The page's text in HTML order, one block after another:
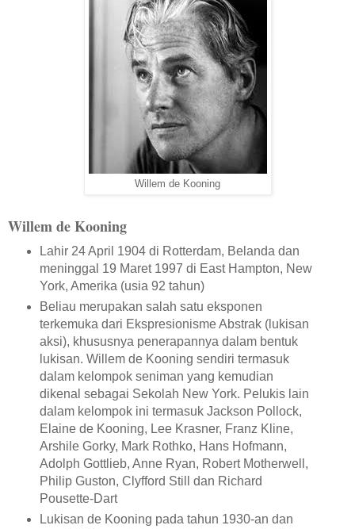
Willem de Kooning
Willem de Kooning
Lahir 24 April 1904 di Rotterdam, Belanda dan
meninggal 19 Maret 1997 di East Hampton, New
York, Amerika (usia 92 tahun)
Beliau merupakan salah satu eksponen
terkemuka dari Ekspresionisme Abstrak (lukisan
aksi), khususnya penerapannya dalam bentuk
lukisan. Willem de Kooning sendiri termasuk
dalam kelompok seniman yang kemudian
dikenal sebagai Sekolah New York. Pelukis lain
dalam kelompok ini termasuk Jackson Pollock,
Elaine de Kooning, Lee Krasner, Franz Kline,
Arshile Gorky, Mark Rothko, Hans Hofmann,
Adolph Gottlieb, Anne Ryan, Robert Motherwell,
Philip Guston, Clyfford Still dan Richard
Pousette-Dart
Lukisan de Kooning pada tahun 1930-an dan